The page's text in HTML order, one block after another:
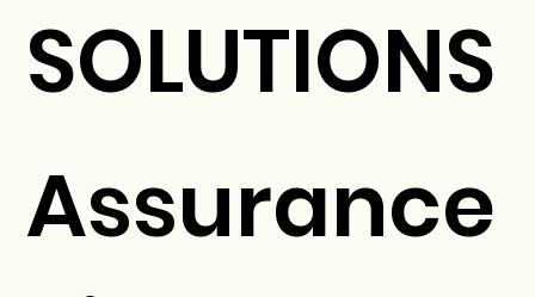
SOLUTIONS
Assurance